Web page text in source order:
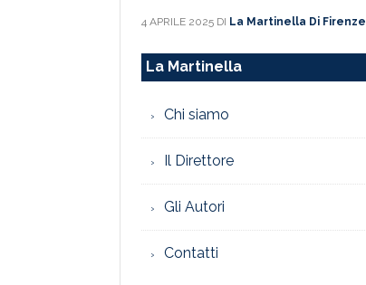
4 APRILE 2025 DI La Martinella Di Firenze
La Martinella
Chi siamo
Il Direttore
Gli Autori
Contatti